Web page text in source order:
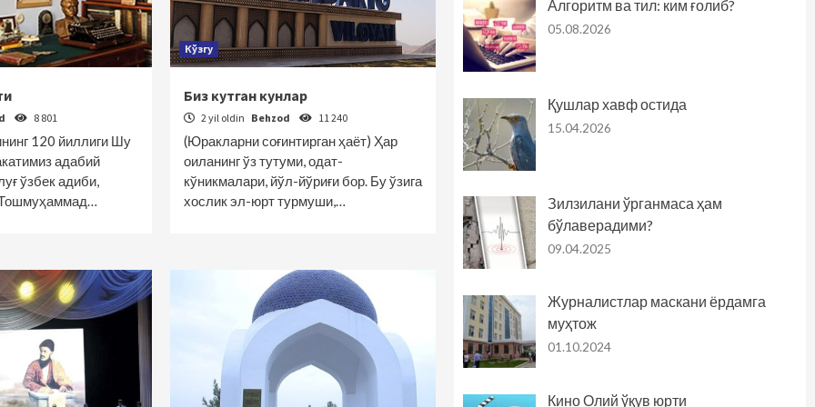
8 801
120 йиллиги Шу
адабий
ўзбек адиби,
Кўзгу
Биз кутган кунлар
2 yil oldin Behzod 11 240
(Юракларни соғинтирган ҳаёт) Ҳар
оиланинг ўз тутуми, одат-
кўникмалари, йўл-йўриғи бор. Бу ўзига
хослик эл-юрт турмуши,…
Алгоритм ва тил: ким ғолиб?
05.08.2026
Қушлар хавф остида
15.04.2026
Зилзилани ўрганмаса ҳам
бўлаверадими?
09.04.2025
Журналистлар маскани ёрдамга
муҳтож
01.10.2024
Кино Олий ўқув юрти